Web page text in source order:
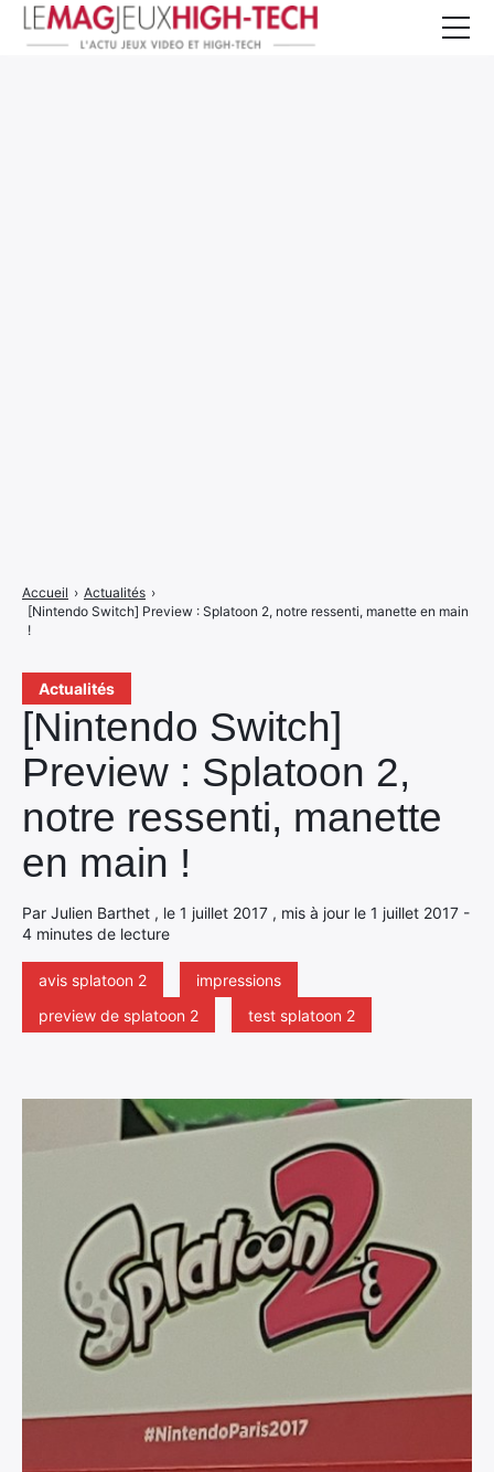
Actualités
[Nintendo Switch]
Preview : Splatoon 2,
notre ressenti, manette
en main !
Par Julien Barthet , le 1 juillet 2017 , mis à jour le 1 juillet 2017 -
4 minutes de lecture
avis splatoon 2
impressions
preview de splatoon 2
test splatoon 2
Accueil › Actualités ›
[Nintendo Switch] Preview : Splatoon 2, notre ressenti, manette en main
!